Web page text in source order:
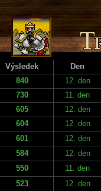
Výsledek
Den
840
12. den
730
11. den
605
12. den
604
12. den
601
12. den
584
12. den
550
11. den
523
12. den